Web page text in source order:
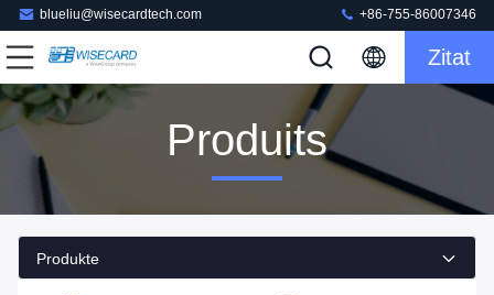
blueliu@wisecardtech.com +86-755-86007346
Zitat
Produits
Produkte